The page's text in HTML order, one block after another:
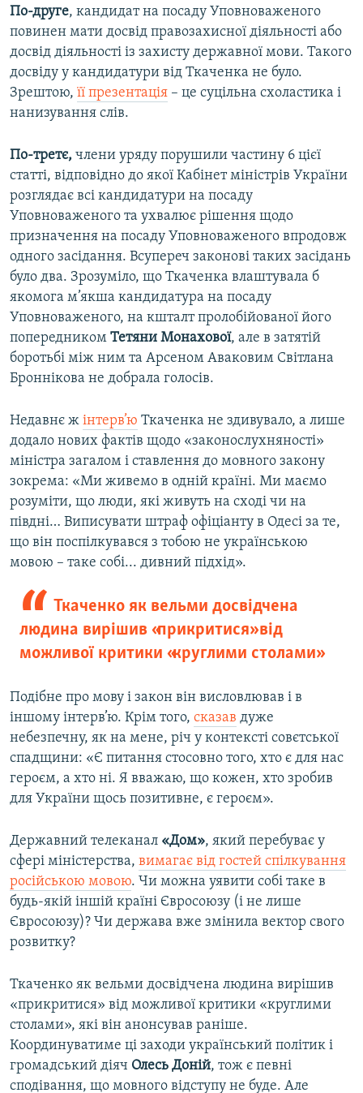
По-друге, кандидат на посаду Уповноваженого
повинен мати досвід правозахисної діяльності або
досвід діяльності із захисту державної мови. Такого
досвіду у кандидатури від Ткаченка не було.
Зрештою, її презентація – це суцільна схоластика і
нанизування слів.
По-третє, члени уряду порушили частину 6 цієї
статті, відповідно до якої Кабінет міністрів України
розглядає всі кандидатури на посаду
Уповноваженого та ухвалює рішення щодо
призначення на посаду Уповноваженого впродовж
одного засідання. Всупереч законові таких засідань
було два. Зрозуміло, що Ткаченка влаштувала б
якомога м’якша кандидатура на посаду
Уповноваженого, на кшталт пролобійованої його
попередником Тетяни Монахової, але в затятій
боротьбі між ним та Арсеном Аваковим Світлана
Броннікова не добрала голосів.
Недавнє ж інтерв’ю Ткаченка не здивувало, а лише
додало нових фактів щодо «законослухняності»
міністра загалом і ставлення до мовного закону
зокрема: «Ми живемо в одній країні. Ми маємо
розуміти, що люди, які живуть на сході чи на
півдні… Виписувати штраф офіціанту в Одесі за те,
що він поспілкувався з тобою не українською
мовою – таке собі... дивний підхід».
Ткаченко як вельми досвідчена
людина вирішив «прикритися» від
можливої критики «круглими столами»
Подібне про мову і закон він висловлював і в
іншому інтерв’ю. Крім того, сказав дуже
небезпечну, як на мене, річ у контексті совєтської
спадщини: «Є питання стосовно того, хто є для нас
героєм, а хто ні. Я вважаю, що кожен, хто зробив
для України щось позитивне, є героєм».
Державний телеканал «Дом», який перебуває у
сфері міністерства, вимагає від гостей спілкування
російською мовою. Чи можна уявити собі таке в
будь-якій іншій країні Євросоюзу (і не лише
Євросоюзу)? Чи держава вже змінила вектор свого
розвитку?
Ткаченко як вельми досвідчена людина вирішив
«прикритися» від можливої критики «круглими
столами», які він анонсував раніше.
Координуватиме ці заходи український політик і
громадський діяч Олесь Доній, тож є певні
сподівання, що мовного відступу не буде. Але